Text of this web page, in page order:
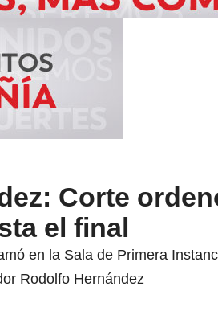
Corte
el final
en la Sala de Primera
Rodolfo Hernández